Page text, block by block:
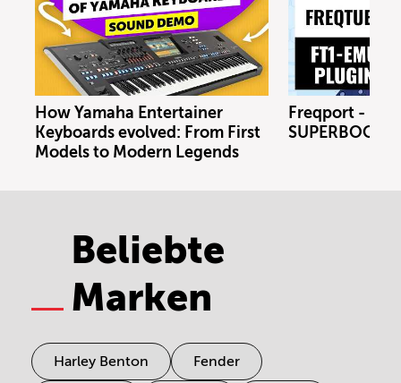
How Yamaha Entertainer
Keyboards evolved: From First
Models to Modern Legends
Freqport -
Beliebte
Marken
Harley Benton Fender